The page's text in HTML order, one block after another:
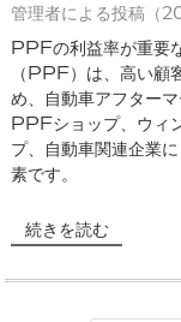
管理者による投稿（
PPFの利益率が重要
（PPF）は、高い顧
め、自動車アフター
PPFショップ、ウィ
プ、自動車関連企業
素です。
続きを読む